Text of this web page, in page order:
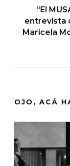
“El
entrevista
Maricela
OJO, ACÁ